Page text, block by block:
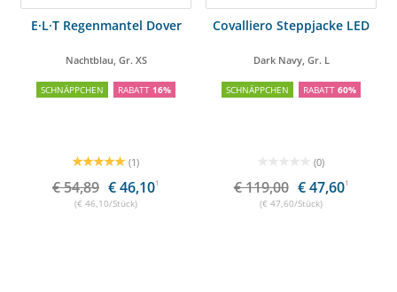
E·L·T Regenmantel Dover
Nachtblau, Gr. XS
SCHNÄPPCHEN RABATT 16%
(1)
€ 54,89 € 46,101
(€ 46,10/Stück)
Covalliero Steppjacke LED
Dark Navy, Gr. L
SCHNÄPPCHEN RABATT 60%
(0)
€ 119,00 € 47,601
(€ 47,60/Stück)